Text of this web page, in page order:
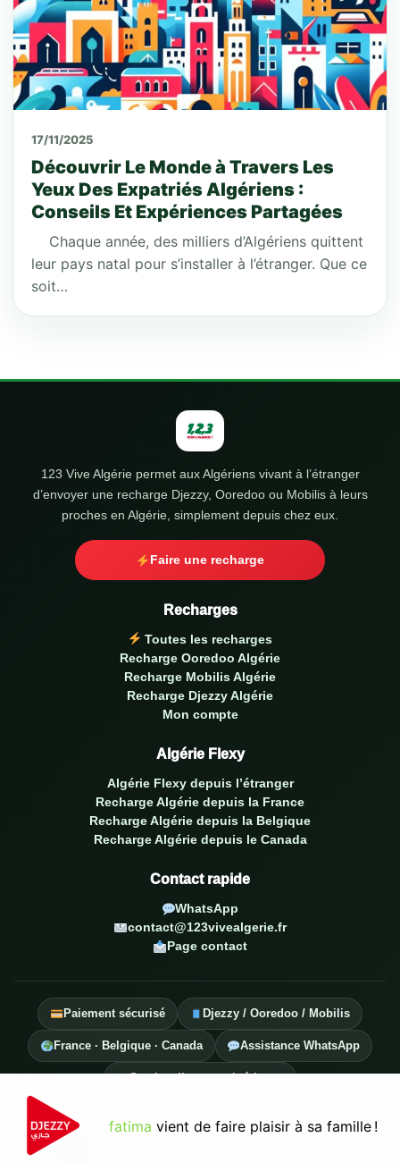
17/11/2025
Découvrir Le Monde à Travers Les
Yeux Des Expatriés Algériens :
Conseils Et Expériences Partagées
Chaque année, des milliers d’Algériens quittent
leur pays natal pour s’installer à l’étranger. Que ce
soit…
123 Vive Algérie permet aux Algériens vivant à l’étranger
d’envoyer une recharge Djezzy, Ooredoo ou Mobilis à leurs
proches en Algérie, simplement depuis chez eux.
Faire une recharge
Recharges
Toutes les recharges
Recharge Ooredoo Algérie
Recharge Mobilis Algérie
Recharge Djezzy Algérie
Mon compte
Algérie Flexy
Algérie Flexy depuis l’étranger
Recharge Algérie depuis la France
Recharge Algérie depuis la Belgique
Recharge Algérie depuis le Canada
Contact rapide
WhatsApp
contact@123vivealgerie.fr
Page contact
Paiement sécurisé Djezzy / Ooredoo / Mobilis
France · Belgique · Canada Assistance WhatsApp
© 2026 123 Vive Algérie — Tous droits réservés.
fatima vient de faire plaisir à sa famille !